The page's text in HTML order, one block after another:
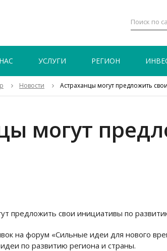
УСЛУГИ РЕГИОН
Новости Астраханцы могут предложить
могут
на форум «Сильные идеи для нового
по развитию региона и страны.